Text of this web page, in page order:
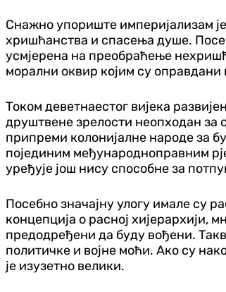
Снажно упориште империјализам
хришћанства и спасења душе.
усмјерена на преобраћење
морални оквир којим су
Током деветнаестог вијека
друштвене зрелости неопходан за
припреми колонијалне народе за
појединим међународноправним
уређује још нису способне за
Посебно значајну улогу имале су
концепција о расној хијерархији,
предодређени да буду вођени.
политичке и војне моћи. Ако су
је изузетно велики.